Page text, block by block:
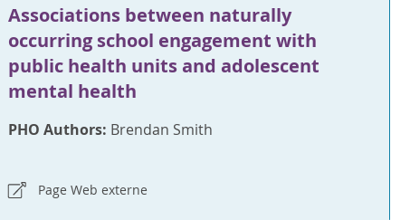
Associations between naturally
occurring school engagement with
public health units and adolescent
mental health
PHO Authors: Brendan Smith
Page Web externe